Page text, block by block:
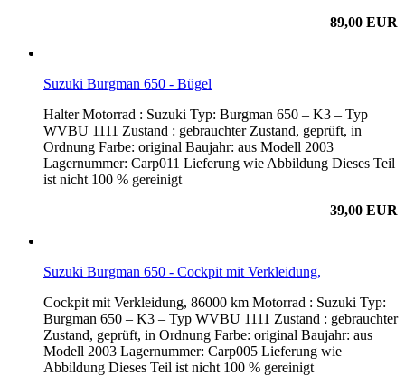
89,00 EUR
Suzuki Burgman 650 - Bügel
Halter Motorrad : Suzuki Typ: Burgman 650 – K3 – Typ
WVBU 1111 Zustand : gebrauchter Zustand, geprüft, in
Ordnung Farbe: original Baujahr: aus Modell 2003
Lagernummer: Carp011 Lieferung wie Abbildung Dieses Teil
ist nicht 100 % gereinigt
39,00 EUR
Suzuki Burgman 650 - Cockpit mit Verkleidung,
Cockpit mit Verkleidung, 86000 km Motorrad : Suzuki Typ:
Burgman 650 – K3 – Typ WVBU 1111 Zustand : gebrauchter
Zustand, geprüft, in Ordnung Farbe: original Baujahr: aus
Modell 2003 Lagernummer: Carp005 Lieferung wie
Abbildung Dieses Teil ist nicht 100 % gereinigt